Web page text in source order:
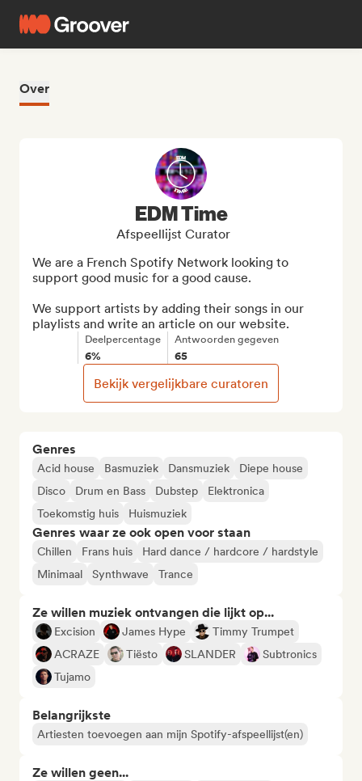
Over
Genres
Acid house Basmuziek Dansmuziek
Diepe house
Disco
Drum en Bass Dubstep
Elektronica
Toekomstig huis
Huismuziek
Genres waar ze ook open voor staan
Chillen Frans huis
Hard dance / hardcore / hardstyle
Minimaal
Synthwave Trance
Ze willen muziek ontvangen die lijkt op...
Excision James Hype
Timmy Trumpet
ACRAZE
Tiësto SLANDER
Subtronics
Tujamo
Belangrijkste
Artiesten toevoegen aan mijn Spotify-afspeellijst(en)
Ze willen geen...
EDM Time
Afspeellijst Curator
We are a French Spotify Network looking to
support good music for a good cause.
We support artists by adding their songs in our
playlists and write an article on our website.
Deelpercentage
6%
Antwoorden gegeven
65
Bekijk vergelijkbare curatoren